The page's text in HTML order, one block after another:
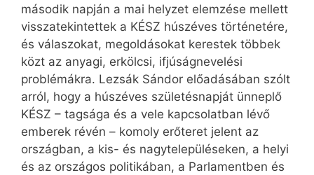
második napján a mai helyzet elemzése mellett
visszatekintettek a KÉSZ húszéves történetére,
és válaszokat, megoldásokat kerestek többek
közt az anyagi, erkölcsi, ifjúságnevelési
problémákra. Lezsák Sándor előadásában szólt
arról, hogy a húszéves születésnapját ünneplő
KÉSZ – tagsága és a vele kapcsolatban lévő
emberek révén – komoly erőteret jelent az
országban, a kis- és nagytelepüléseken, a helyi
és az országos politikában, a Parlamentben és